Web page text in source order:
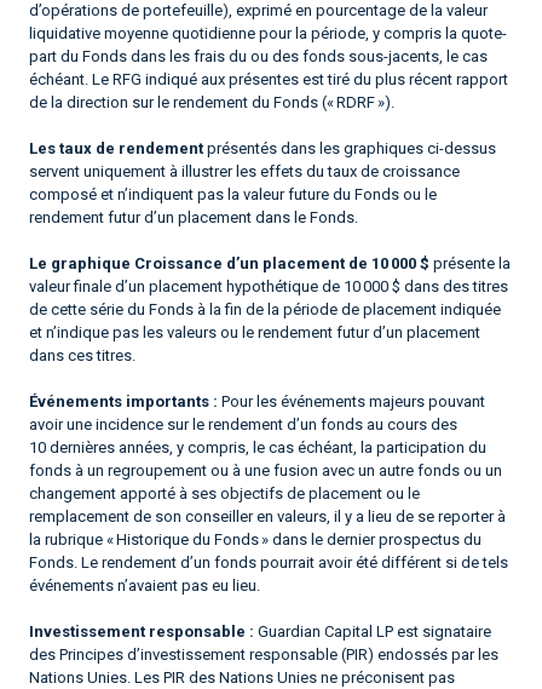
d’opérations de portefeuille), exprimé en pourcentage de la valeur
liquidative moyenne quotidienne pour la période, y compris la quote-
part du Fonds dans les frais du ou des fonds sous-jacents, le cas
échéant. Le RFG indiqué aux présentes est tiré du plus récent rapport
de la direction sur le rendement du Fonds (« RDRF »).
Les taux de rendement présentés dans les graphiques ci-dessus
servent uniquement à illustrer les effets du taux de croissance
composé et n’indiquent pas la valeur future du Fonds ou le
rendement futur d’un placement dans le Fonds.
Le graphique Croissance d’un placement de 10 000 $ présente la
valeur finale d’un placement hypothétique de 10 000 $ dans des titres
de cette série du Fonds à la fin de la période de placement indiquée
et n’indique pas les valeurs ou le rendement futur d’un placement
dans ces titres.
Événements importants : Pour les événements majeurs pouvant
avoir une incidence sur le rendement d’un fonds au cours des
10 dernières années, y compris, le cas échéant, la participation du
fonds à un regroupement ou à une fusion avec un autre fonds ou un
changement apporté à ses objectifs de placement ou le
remplacement de son conseiller en valeurs, il y a lieu de se reporter à
la rubrique « Historique du Fonds » dans le dernier prospectus du
Fonds. Le rendement d’un fonds pourrait avoir été différent si de tels
événements n’avaient pas eu lieu.
Investissement responsable : Guardian Capital LP est signataire
des Principes d’investissement responsable (PIR) endossés par les
Nations Unies. Les PIR des Nations Unies ne préconisent pas